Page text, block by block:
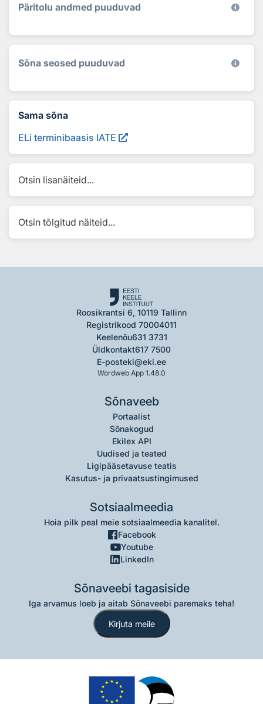
Päritolu andmed puuduvad
Sõna seosed puuduvad
Sama sõna
ELi terminibaasis IATE
Otsin lisanäiteid...
Otsin tõlgitud näiteid...
Roosikrantsi 6, 10119 Tallinn
Registrikood 70004011
Keelenõu631 3731
Üldkontakt617 7500
E-posteki@eki.ee
Wordweb App 1.48.0
Sõnaveeb
Portaalist
Sõnakogud
Ekilex API
Uudised ja teated
Ligipääsetavuse teatis
Kasutus- ja privaatsustingimused
Sotsiaalmeedia
Hoia pilk peal meie sotsiaalmeedia kanalitel.
Facebook
Youtube
LinkedIn
Sõnaveebi tagasiside
Iga arvamus loeb ja aitab Sõnaveebi paremaks teha!
Kirjuta meile